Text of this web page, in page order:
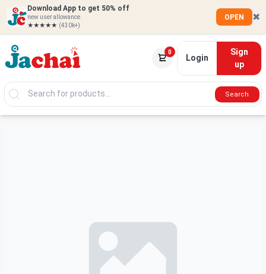
Download App to get 50% off
new user allowance
★★★★★ (430k+)
OPEN ✖
0
Login
Sign
up
Search